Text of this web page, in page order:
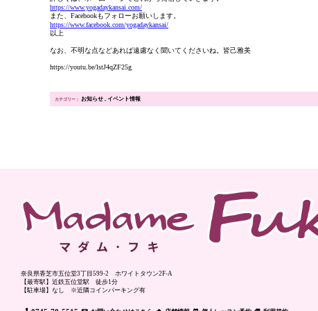
https://www.yogadaykansai.com/
また、Facebookもフォローお願いします。
https://www.facebook.com/yogadaykansai/
以上
なお、不明な点などあれば遠慮なく聞いてくださいね。皆己雅美
https://youtu.be/lstJ4qZF25g
お知らせ イベント情報
奈良県香芝市五位堂3丁目599-2 ホワイトタウン2F-A
【最寄駅】近鉄五位堂駅 徒歩1分
【駐車場】なし ※近隣コインパーキング有